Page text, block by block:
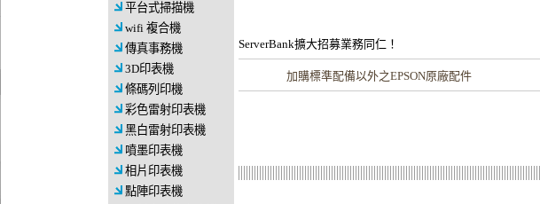
平台式掃描機
wifi 複合機
傳真事務機
3D印表機
條碼列印機
彩色雷射印表機
黑白雷射印表機
噴墨印表機
相片印表機
點陣印表機
ServerBank擴大招募業務同仁！
加購標準配備以外之EPSON原廠配件